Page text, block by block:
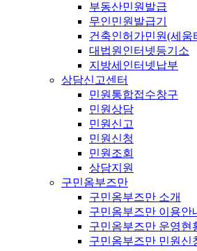
부동산민원발급
무인민원발급기
건축인허가민원(세움
대법원인터넷등기소
지방세인터넷납부
상담신고센터
민원통합접수창구
민원상담
민원신고
민원신청
민원조회
상담지원
구민옴부즈만
구민옴부즈만 소개
구민옴부즈만 이용안
구민옴부즈만 운영현
구민옴부즈만 민원신